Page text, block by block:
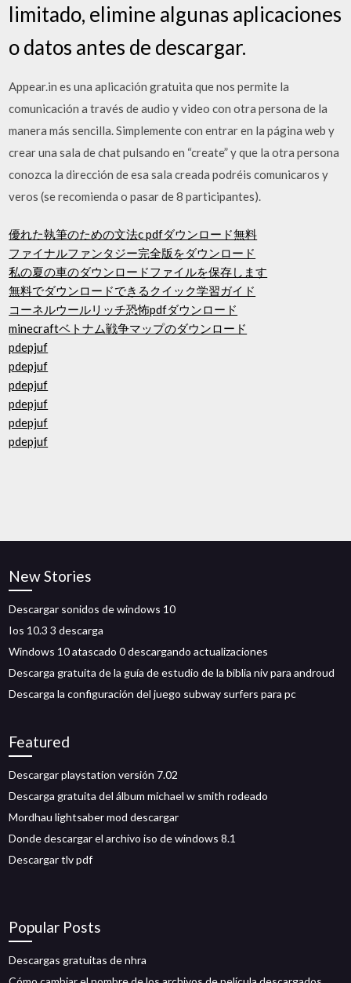
limitado, elimine algunas aplicaciones
o datos antes de descargar.
Appear.in es una aplicación gratuita que nos permite la
comunicación a través de audio y video con otra persona de la
manera más sencilla. Simplemente con entrar en la página web y
crear una sala de chat pulsando en “create” y que la otra persona
conozca la dirección de esa sala creada podréis comunicaros y
veros (se recomienda o pasar de 8 participantes).
優れた執筆のための文法c pdfダウンロード無料
ファイナルファンタジー完全版をダウンロード
私の夏の車のダウンロードファイルを保存します
無料でダウンロードできるクイック学習ガイド
コーネルウールリッチ恐怖pdfダウンロード
minecraftベトナム戦争マップのダウンロード
pdepjuf
pdepjuf
pdepjuf
pdepjuf
pdepjuf
pdepjuf
New Stories
Descargar sonidos de windows 10
Ios 10.3 3 descarga
Windows 10 atascado 0 descargando actualizaciones
Descarga gratuita de la guía de estudio de la biblia niv para androud
Descarga la configuración del juego subway surfers para pc
Featured
Descargar playstation versión 7.02
Descarga gratuita del álbum michael w smith rodeado
Mordhau lightsaber mod descargar
Donde descargar el archivo iso de windows 8.1
Descargar tlv pdf
Popular Posts
Descargas gratuitas de nhra